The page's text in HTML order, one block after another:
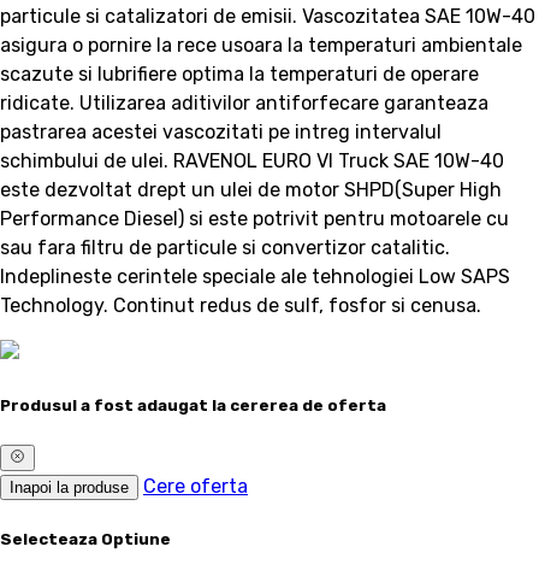
particule si catalizatori de emisii. Vascozitatea SAE 10W-40
asigura o pornire la rece usoara la temperaturi ambientale
scazute si lubrifiere optima la temperaturi de operare
ridicate. Utilizarea aditivilor antiforfecare garanteaza
pastrarea acestei vascozitati pe intreg intervalul
schimbului de ulei. RAVENOL EURO VI Truck SAE 10W-40
este dezvoltat drept un ulei de motor SHPD(Super High
Performance Diesel) si este potrivit pentru motoarele cu
sau fara filtru de particule si convertizor catalitic.
Indeplineste cerintele speciale ale tehnologiei Low SAPS
Technology. Continut redus de sulf, fosfor si cenusa.
Produsul a fost adaugat la cererea de oferta
Inapoi la produse Cere oferta
Selecteaza Optiune